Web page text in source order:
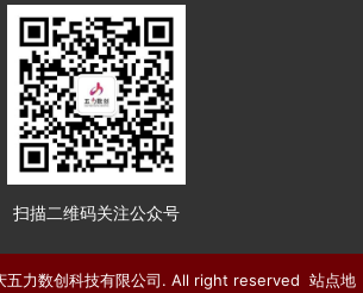
扫描二维码关注公众号
力数创科技有限公司. All right reserved 站点地